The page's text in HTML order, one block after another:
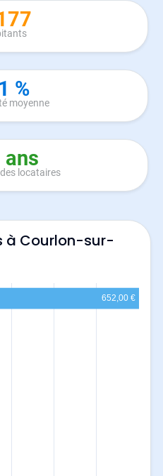
%
moyenne
ans
locataires
à Courlon-sur-